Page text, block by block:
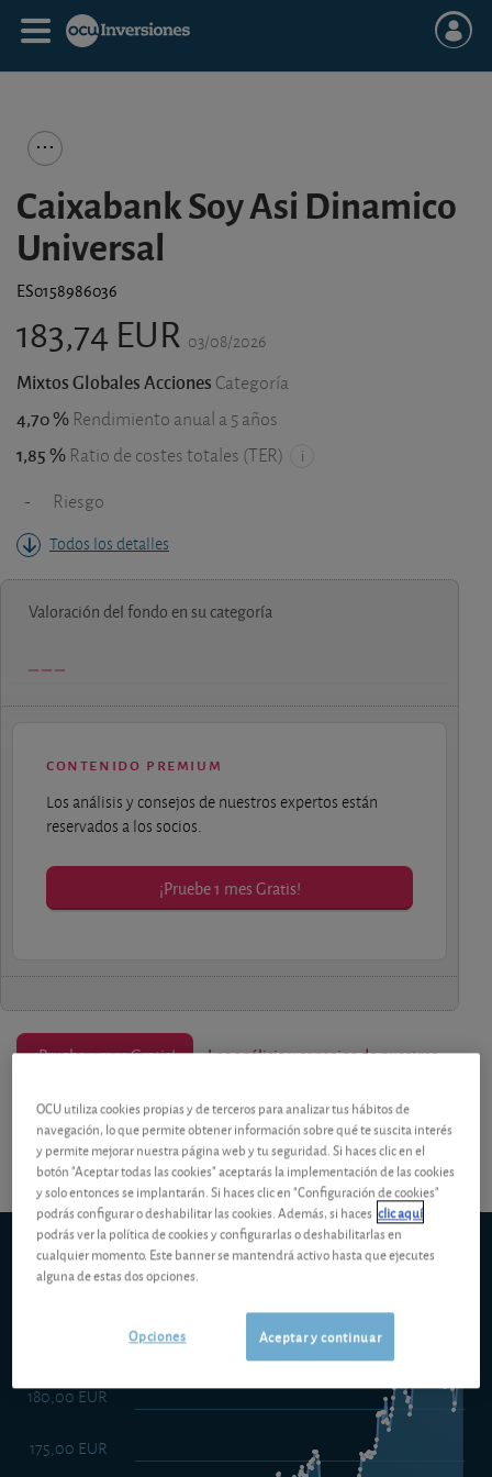
Caixabank Soy Asi Dinamico
Universal
ES0158986036
183,74 EUR 03/08/2026
Mixtos Globales Acciones Categoría
4,70 % Rendimiento anual a 5 años
1,85 % Ratio de costes totales (TER)
- Riesgo
Todos los detalles
Valoración del fondo en su categoría
contenido premium
Los análisis y consejos de nuestros expertos están
reservados a los socios.
¡Pruebe 1 mes Gratis!
¡Pruebe 1 mes Gratis! Los análisis y consejos de nuestros
expertos están reservados a los socios.
5d 1m
Caixabank Soy Asi Dinamico Universal
175,00 EUR
180,00 EUR
OCU utiliza cookies propias y de terceros para analizar tus hábitos de
navegación, lo que permite obtener información sobre qué te suscita interés
y permite mejorar nuestra página web y tu seguridad. Si haces clic en el
botón "Aceptar todas las cookies" aceptarás la implementación de las cookies
y solo entonces se implantarán. Si haces clic en "Configuración de cookies"
podrás configurar o deshabilitar las cookies. Además, si haces clic aquí
podrás ver la política de cookies y configurarlas o deshabilitarlas en
cualquier momento. Este banner se mantendrá activo hasta que ejecutes
alguna de estas dos opciones.
Aceptar y continuar
Opciones